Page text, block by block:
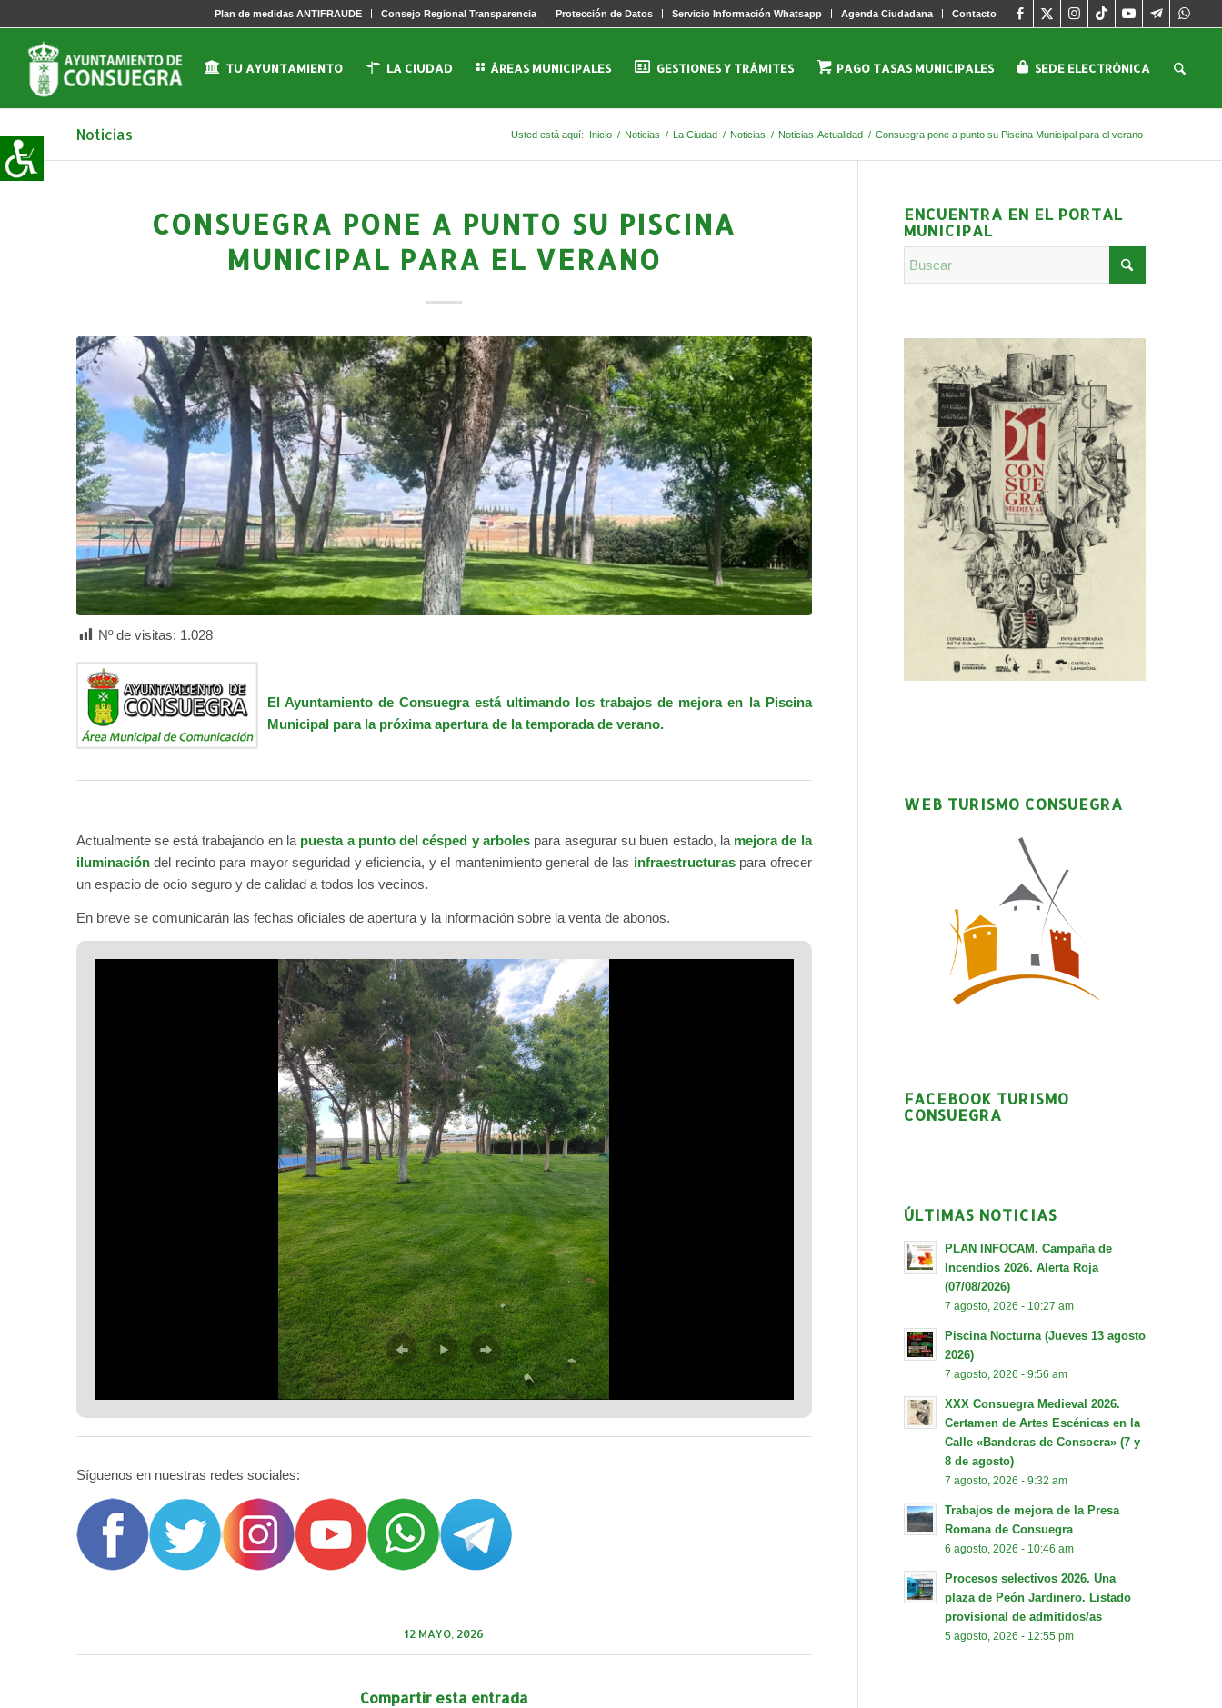
Plan de medidas ANTIFRAUDE Consejo Regional Transparencia Protección de Datos Servicio Información Whatsapp Agenda Ciudadana Contacto
TU AYUNTAMIENTO LA CIUDAD ÁREAS MUNICIPALES GESTIONES Y TRÁMITES PAGO TASAS MUNICIPALES SEDE ELECTRÓNICA
Noticias Usted está aquí: Inicio / Noticias / La Ciudad / Noticias / Noticias-Actualidad / Consuegra pone a punto su Piscina Municipal para el verano
CONSUEGRA PONE A PUNTO SU PISCINA
MUNICIPAL PARA EL VERANO
Nº de visitas: 1.028
El Ayuntamiento de Consuegra está ultimando los trabajos de mejora en la Piscina
Municipal para la próxima apertura de la temporada de verano.
Actualmente se está trabajando en la puesta a punto del césped y arboles para asegurar su buen estado, la mejora de la
iluminacióndel recinto para mayor seguridad y eficiencia, y el mantenimiento general de las infraestructuras para ofrecer
un espacio de ocio seguro y de calidad a todos los vecinos.
En breve se comunicarán las fechas oficiales de apertura y la información sobre la venta de abonos.
Síguenos en nuestras redes sociales:
12 MAYO, 2026
Compartir esta entrada
ENCUENTRA EN EL PORTAL
MUNICIPAL
WEB TURISMO CONSUEGRA
FACEBOOK TURISMO
CONSUEGRA
ÚLTIMAS NOTICIAS
PLAN INFOCAM. Campaña de
Incendios 2026. Alerta Roja
(07/08/2026)
7 agosto, 2026 - 10:27 am
Piscina Nocturna (Jueves 13 agosto
2026)
7 agosto, 2026 - 9:56 am
XXX Consuegra Medieval 2026.
Certamen de Artes Escénicas en la
Calle «Banderas de Consocra» (7 y
8 de agosto)
7 agosto, 2026 - 9:32 am
Trabajos de mejora de la Presa
Romana de Consuegra
6 agosto, 2026 - 10:46 am
Procesos selectivos 2026. Una
plaza de Peón Jardinero. Listado
provisional de admitidos/as
5 agosto, 2026 - 12:55 pm